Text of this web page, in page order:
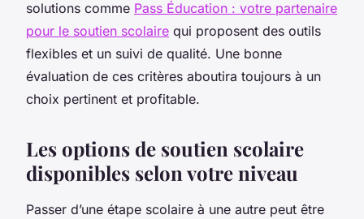
solutions comme Pass Éducation : votre partenaire
pour le soutien scolaire qui proposent des outils
flexibles et un suivi de qualité. Une bonne
évaluation de ces critères aboutira toujours à un
choix pertinent et profitable.
Les options de soutien scolaire
disponibles selon votre niveau
Passer d’une étape scolaire à une autre peut être